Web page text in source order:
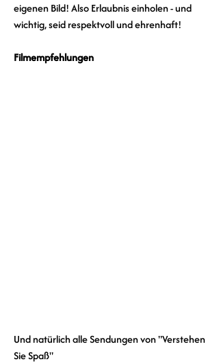
eigenen Bild! Also Erlaubnis einholen - und
wichtig, seid respektvoll und ehrenhaft!
Filmempfehlungen
Und natürlich alle Sendungen von "Verstehen
Sie Spaß"